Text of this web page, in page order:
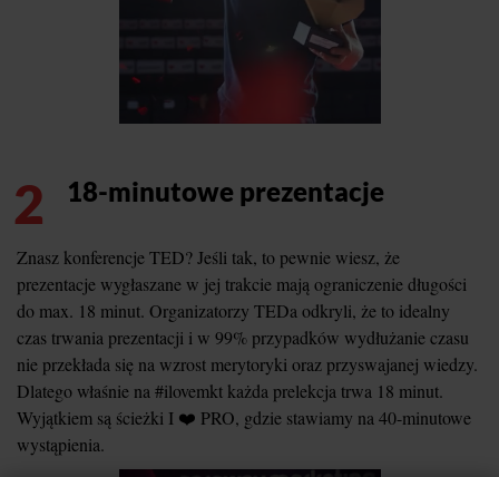
2 18-minutowe prezentacje
Znasz konferencje TED? Jeśli tak, to pewnie wiesz, że
prezentacje wygłaszane w jej trakcie mają ograniczenie długości
do max. 18 minut. Organizatorzy TEDa odkryli, że to idealny
czas trwania prezentacji i w 99% przypadków wydłużanie czasu
nie przekłada się na wzrost merytoryki oraz przyswajanej wiedzy.
Dlatego właśnie na #ilovemkt każda prelekcja trwa 18 minut.
Wyjątkiem są ścieżki I ❤️ PRO, gdzie stawiamy na 40-minutowe
wystąpienia.